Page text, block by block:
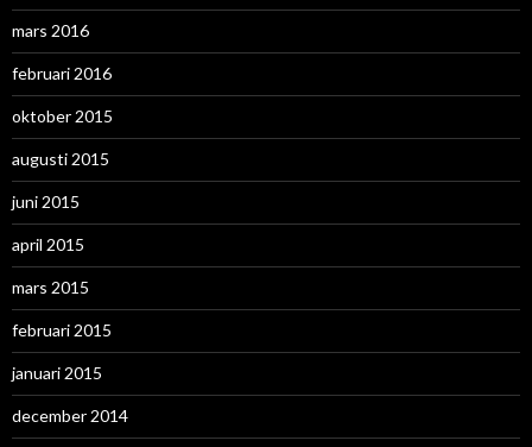
mars 2016
februari 2016
oktober 2015
augusti 2015
juni 2015
april 2015
mars 2015
februari 2015
januari 2015
december 2014